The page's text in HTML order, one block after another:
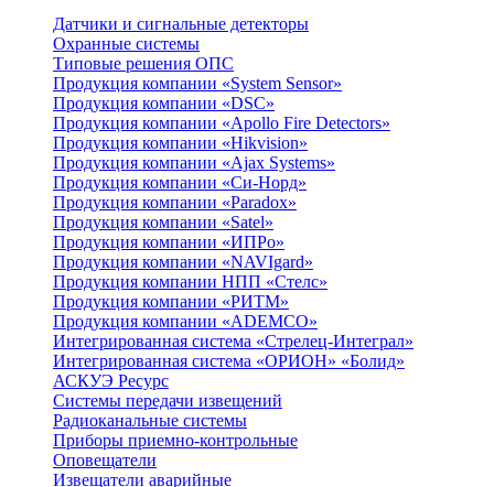
Датчики и сигнальные детекторы
Охранные системы
Типовые решения ОПС
Продукция компании «System Sensor»
Продукция компании «DSC»
Продукция компании «Apollo Fire Detectors»
Продукция компании «Hikvision»
Продукция компании «Ajax Systems»
Продукция компании «Си-Норд»
Продукция компании «Paradox»
Продукция компании «Satel»
Продукция компании «ИПРо»
Продукция компании «NAVIgard»
Продукция компании НПП «Стелс»
Продукция компании «РИТМ»
Продукция компании «ADEMCO»
Интегрированная система «Стрелец-Интеграл»
Интегрированная система «ОРИОН» «Болид»
АСКУЭ Ресурс
Системы передачи извещений
Радиоканальные системы
Приборы приемно-контрольные
Оповещатели
Извещатели аварийные